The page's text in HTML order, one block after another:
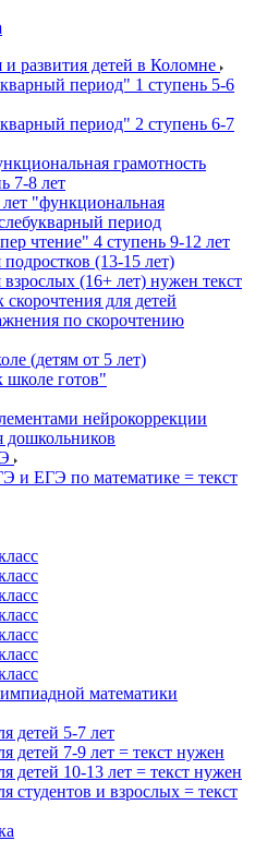
развития детей в Коломне
период" 1 ступень 5-6
период" 2 ступень 6-7
грамотность
7-8 лет
"функциональная
период
чтение" 4 ступень 9-12 лет
(13-15 лет)
взрослых (16+ лет) нужен текст
для детей
по скорочтению
(детям от 5 лет)
школе готов"
нейрокоррекции
дошкольников
и ЕГЭ по математике = текст
математики
детей 5-7 лет
детей 7-9 лет = текст нужен
детей 10-13 лет = текст нужен
студентов и взрослых = текст